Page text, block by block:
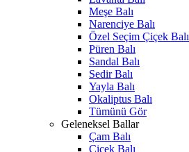
Meşe Balı
Narenciye Balı
Özel Seçim Çiçek Balı
Püren Balı
Sandal Balı
Sedir Balı
Yayla Balı
Okaliptus Balı
Tümünü Gör
Geleneksel Ballar
Çam Balı
Çiçek Balı